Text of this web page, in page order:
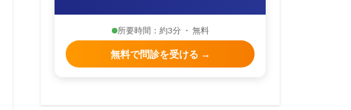
所要時間：約3分 ・ 無料
無料で問診を受ける →